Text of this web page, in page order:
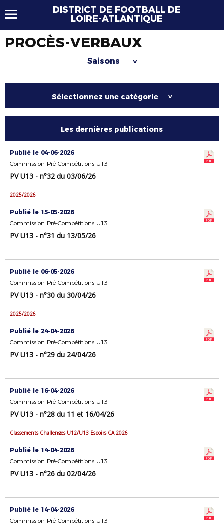
DISTRICT DE FOOTBALL DE
LOIRE-ATLANTIQUE
PROCÈS-VERBAUX
Saisons >
Sélectionnez une catégorie >
Les dernières publications
Publié le 04-06-2026
Commission Pré-Compétitions U13
PV U13 - n°32 du 03/06/26
2025/2026
Publié le 15-05-2026
Commission Pré-Compétitions U13
PV U13 - n°31 du 13/05/26
Publié le 06-05-2026
Commission Pré-Compétitions U13
PV U13 - n°30 du 30/04/26
2025/2026
Publié le 24-04-2026
Commission Pré-Compétitions U13
PV U13 - n°29 du 24/04/26
Publié le 16-04-2026
Commission Pré-Compétitions U13
PV U13 - n°28 du 11 et 16/04/26
Classements Challenges U12/U13 Espoirs CA 2026
Publié le 14-04-2026
Commission Pré-Compétitions U13
PV U13 - n°26 du 02/04/26
Publié le 14-04-2026
Commission Pré-Compétitions U13